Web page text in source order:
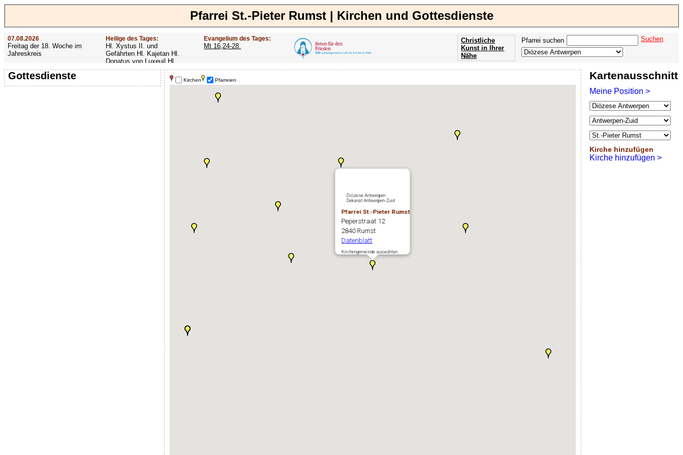
Pfarrei St.-Pieter Rumst | Kirchen und Gottesdienste
07.08.2026
Freitag der 18. Woche im
Jahreskreis
Heilige des Tages:
Hl. Xystus II. und
Gefährten Hl. Kajetan Hl.
Donatus von Luxeuil Hl.
Afra
Evangelium des Tages:
Mt 16,24-28.
Pfarrei suchen Suchen
Christliche
Kunst in Ihrer
Nähe
Offenbarung
der Apokalypse
des Johannes
Gottesdienste Kartenausschnitt
Meine Position >
Kirche hinzufügen
Kirche hinzufügen >
Kirchen Pfarreien
Diözese Antwerpen
Dekanat Antwerpen-Zuid
Pfarrei St.-Pieter Rumst
Peperstraat 12
2840 Rumst
Datenblatt
Kirchengemeinde auswählen